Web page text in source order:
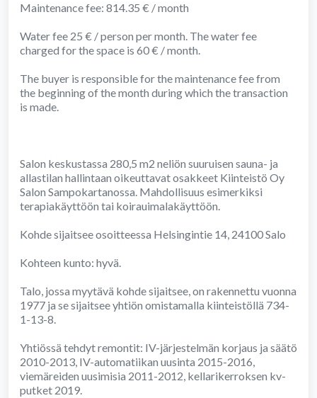
Maintenance fee: 814.35 € / month
Water fee 25 € / person per month. The water fee
charged for the space is 60 € / month.
The buyer is responsible for the maintenance fee from
the beginning of the month during which the transaction
is made.
Salon keskustassa 280,5 m2 neliön suuruisen sauna- ja
allastilan hallintaan oikeuttavat osakkeet Kiinteistö Oy
Salon Sampokartanossa. Mahdollisuus esimerkiksi
terapiakäyttöön tai koirauimalakäyttöön.
Kohde sijaitsee osoitteessa Helsingintie 14, 24100 Salo
Kohteen kunto: hyvä.
Talo, jossa myytävä kohde sijaitsee, on rakennettu vuonna
1977 ja se sijaitsee yhtiön omistamalla kiinteistöllä 734-
1-13-8.
Yhtiössä tehdyt remontit: IV-järjestelmän korjaus ja säätö
2010-2013, IV-automatiikan uusinta 2015-2016,
viemäreiden uusimisia 2011-2012, kellarikerroksen kv-
putket 2019.